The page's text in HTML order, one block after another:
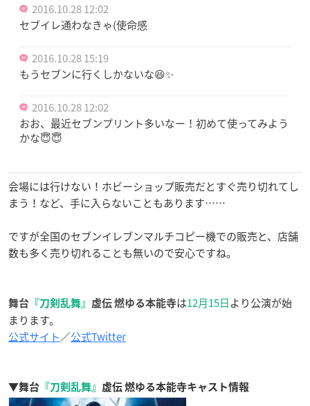
2016.10.28 12:02
セブイレ通わなきゃ(使命感
2016.10.28 15:19
もうセブンに行くしかないな😆✨
2016.10.28 12:02
おお、最近セブンプリント多いなー！初めて使ってみよう
かな😇😇
会場には行けない！ホビーショップ販売だとすぐ売り切れてし
まう！など、手に入らないこともあります……
ですが全国のセブンイレブンマルチコピー機での販売と、店舗
数も多く売り切れることも無いので安心ですね。
舞台 『刀剣乱舞』 虚伝 燃ゆる本能寺は12月15日より公演が始
まります。
公式サイト／公式Twitter
▼舞台 『刀剣乱舞』 虚伝 燃ゆる本能寺キャスト情報